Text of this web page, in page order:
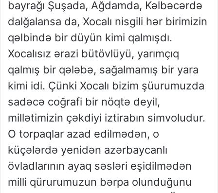
bayrağı Şuşada, Ağdamda, Kəlbəcərdə
dalğalansa da, Xocalı nisgili hər birimizin
qəlbində bir düyün kimi qalmışdı.
Xocalısız ərazi bütövlüyü, yarımçıq
qalmış bir qələbə, sağalmamış bir yara
kimi idi. Çünki Xocalı bizim şüurumuzda
sadəcə coğrafi bir nöqtə deyil,
millətimizin çəkdiyi iztirabın simvoludur.
O torpaqlar azad edilmədən, o
küçələrdə yenidən azərbaycanlı
övladlarının ayaq səsləri eşidilmədən
milli qürurumuzun bərpa olunduğunu